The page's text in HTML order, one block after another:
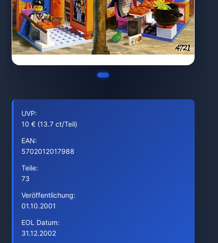
UVP:
10 € (13.7 ct/Teil)
EAN:
5702012017988
Teile:
73
Veröffentlichung:
01.10.2001
EOL Datum:
31.12.2002